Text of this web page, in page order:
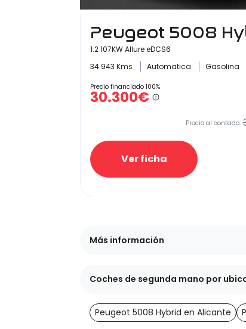
Peugeot 5008
1.2 107KW Allure eDCS6
34.943 Kms
Automatica Gasolina
Precio financiado 100%
30.300€
Precio al contado:
Ver ficha
Más información
Coches de segunda mano por
Peugeot 5008 Hybrid en Alicante